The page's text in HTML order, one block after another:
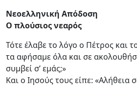
Νεοελληνική Απόδοση
Ο πλούσιος νεαρός
Τότε έλαβε το λόγο ο Πέτρος και
τα αφήσαμε όλα και σε
συμβεί σ’ εμάς;»
Και ο Ιησούς τους είπε: «Αλήθεια